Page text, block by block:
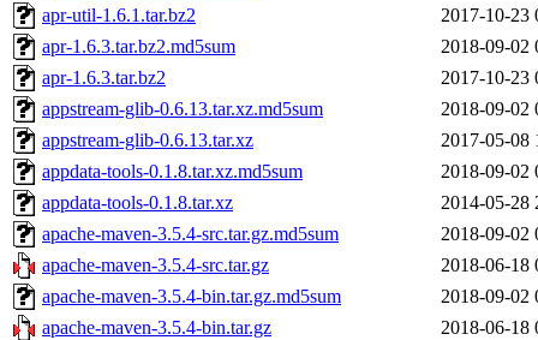
apr-util-1.6.1.tar.bz2
2017-10-23
apr-1.6.3.tar.bz2.md5sum
2018-09-02
apr-1.6.3.tar.bz2
2017-10-23
appstream-glib-0.6.13.tar.xz.md5sum
2018-09-02
appstream-glib-0.6.13.tar.xz
2017-05-08
appdata-tools-0.1.8.tar.xz.md5sum
2018-09-02
appdata-tools-0.1.8.tar.xz
2014-05-28
apache-maven-3.5.4-src.tar.gz.md5sum
2018-09-02
apache-maven-3.5.4-src.tar.gz
2018-06-18
apache-maven-3.5.4-bin.tar.gz.md5sum
2018-09-02
apache-maven-3.5.4-bin.tar.gz
2018-06-18